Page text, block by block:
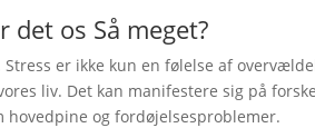
det os Så meget?
er ikke kun en følelse af
liv. Det kan manifestere sig på
og fordøjelsesproblemer.